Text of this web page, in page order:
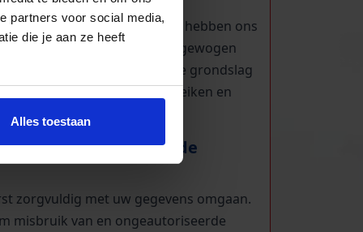
partners voor social media,
die je aan ze heeft
Alles toestaan
gegevens te verwerken. Wij hebben ons
rechtspositie te bewaken, afgewogen
op basis van deze grondslag
nodig is om ons doel te bereiken en
en de
zorgvuldig met uw gegevens omgaan.
misbruik van en ongeautoriseerde